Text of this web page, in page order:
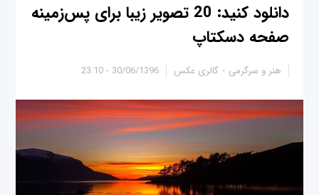
دانلود کنید: 20 تصویر زیبا برای پس‌زمینه
صفحه دسکتاپ
30/06/1396 - 23:10 هنر و سرگرمی گالری عکس